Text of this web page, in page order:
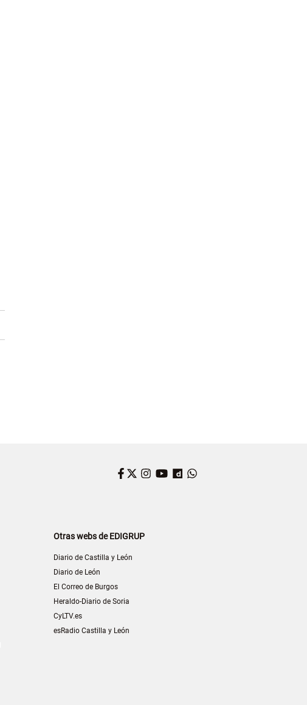
Facebook
Twitter
Instagram
YouTube
Dailymotion
Otras webs de EDIGRUP
Diario de Castilla y León
Diario de León
El Correo de Burgos
Heraldo-Diario de Soria
CyLTV.es
esRadio Castilla y León